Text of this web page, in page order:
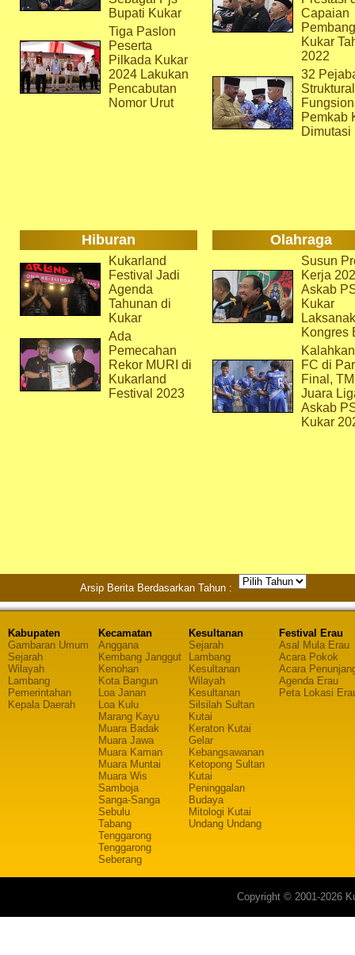
Bupati Kukar
Tiga Paslon
Peserta
Pilkada Kukar
2024 Lakukan
Pencabutan
Nomor Urut
Capaian
Kukar
2022
32
Pemkab
Dimutasi
Hiburan Olahraga
Kukarland
Festival Jadi
Agenda
Tahunan di
Kukar
Ada
Pemecahan
Rekor MURI di
Kukarland
Festival 2023
Susun
Kerja
Askab
Kukar
Kongres
FC di
Final,
Juara
Askab
Kukar
Arsip Berita Berdasarkan Tahun :
Kabupaten
Gambaran Umum
Sejarah
Wilayah
Lambang
Pemerintahan
Kepala Daerah
Kecamatan
Anggana
Kembang Janggut
Kenohan
Kota Bangun
Loa Janan
Loa Kulu
Marang Kayu
Muara Badak
Muara Jawa
Muara Kaman
Muara Muntai
Muara Wis
Samboja
Sanga-Sanga
Sebulu
Tabang
Tenggarong
Tenggarong
Seberang
Kesultanan
Sejarah
Lambang
Kesultanan
Wilayah
Kesultanan
Silsilah Sultan
Kutai
Keraton Kutai
Gelar
Kebangsawanan
Ketopong Sultan
Kutai
Peninggalan
Budaya
Mitologi Kutai
Undang Undang
Festival Erau
Asal Mula Erau
Acara Pokok
Acara
Agenda Erau
Peta Lokasi
Copyright © 2001-2026